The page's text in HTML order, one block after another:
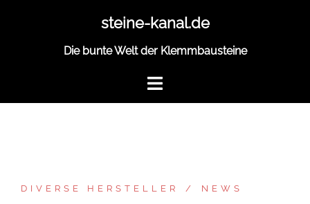
steine-kanal.de
Die bunte Welt der Klemmbausteine
DIVERSE HERSTELLER NEWS